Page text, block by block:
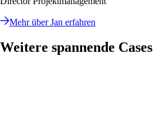
Mehr über Jan erfahren
Weitere spannende Cases